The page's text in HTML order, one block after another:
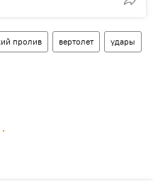
пролив вертолет удары